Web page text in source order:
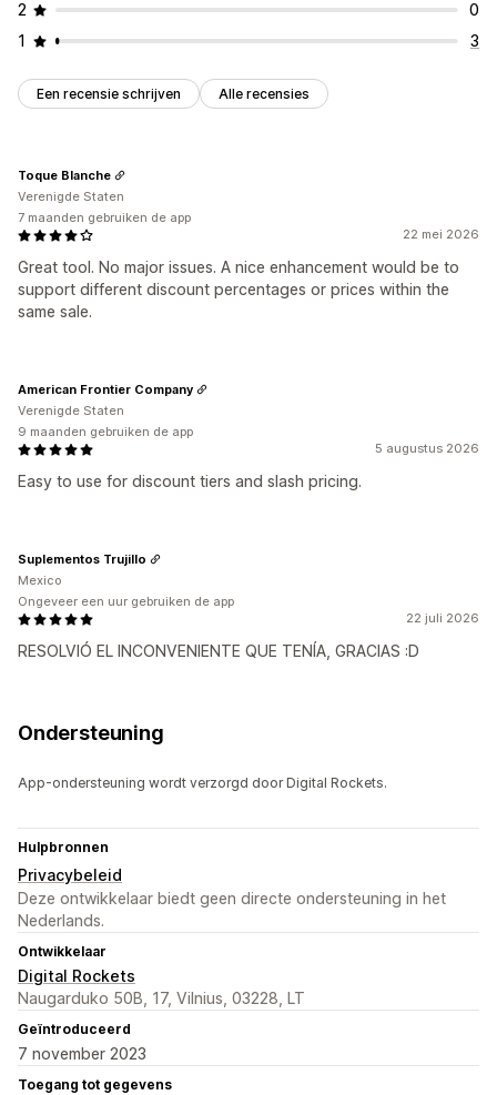
2
0
1
3
Een recensie schrijven Alle recensies
22 mei 2026
Great tool. No major issues. A nice enhancement would be to
support different discount percentages or prices within the
same sale.
Toque Blanche
Verenigde Staten
7 maanden gebruiken de app
5 augustus 2026
Easy to use for discount tiers and slash pricing.
American Frontier Company
Verenigde Staten
9 maanden gebruiken de app
22 juli 2026
RESOLVIÓ EL INCONVENIENTE QUE TENÍA, GRACIAS :D
Suplementos Trujillo
Mexico
Ongeveer een uur gebruiken de app
Ondersteuning
App-ondersteuning wordt verzorgd door Digital Rockets.
Hulpbronnen
Privacybeleid
Deze ontwikkelaar biedt geen directe ondersteuning in het
Nederlands.
Ontwikkelaar
Digital Rockets
Naugarduko 50B, 17, Vilnius, 03228, LT
Geïntroduceerd
7 november 2023
Toegang tot gegevens